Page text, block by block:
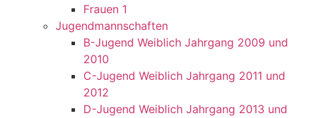
Frauen 1
Jugendmannschaften
B-Jugend Weiblich Jahrgang 2009 und
2010
C-Jugend Weiblich Jahrgang 2011 und
2012
D-Jugend Weiblich Jahrgang 2013 und